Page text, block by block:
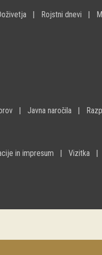
Rojstni dnevi
Javna naročila
in impresum Vizitka